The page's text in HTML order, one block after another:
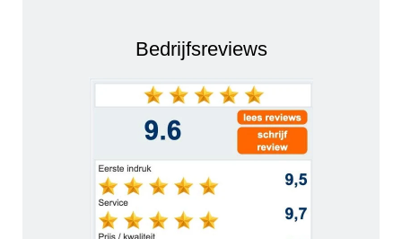
Bedrijfsreviews